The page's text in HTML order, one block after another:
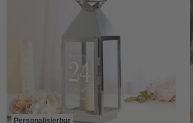
Personalisierbar